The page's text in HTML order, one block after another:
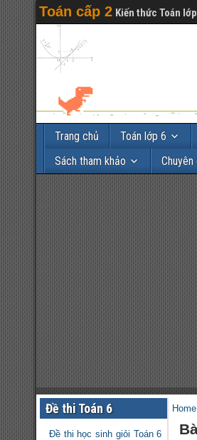
Toán cấp 2 Kiến thức Toán
Trang chủ Toán lớp 6
Sách tham khảo
Chuyên
Đề thi Toán 6
Đề thi học sinh giỏi Toán 6
Home